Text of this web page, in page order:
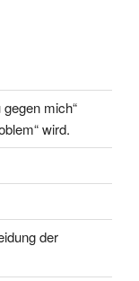
mich“
wird.
der